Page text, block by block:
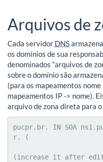
Arquivos de
Cada servidor DNS
os domínios de sua
denominados “arquivos de
sobre o domínio são
(para os mapeamentos
mapeamentos IP -> nome).
arquivo de zona direta para
pucpr.br. IN SOA
r. (
(increase it after